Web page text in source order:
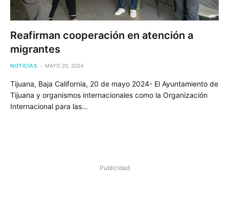
Reafirman cooperación en atención a
migrantes
NOTICIAS MAYO 20, 2024
Tijuana, Baja California, 20 de mayo 2024- El Ayuntamiento de
Tijuana y organismos internacionales como la Organización
Internacional para las…
Publicidad